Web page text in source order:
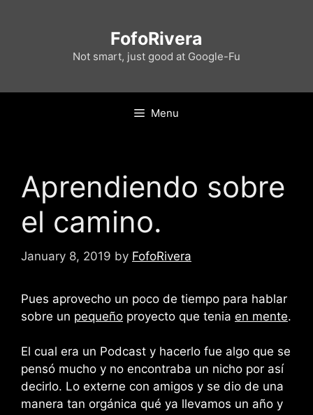
FofoRivera
Not smart, just good at Google-Fu
Menu
Aprendiendo sobre
el camino.
January 8, 2019 by FofoRivera
Pues aprovecho un poco de tiempo para hablar
sobre un pequeño proyecto que tenia en mente.
El cual era un Podcast y hacerlo fue algo que se
pensó mucho y no encontraba un nicho por así
decirlo. Lo externe con amigos y se dio de una
manera tan orgánica qué ya llevamos un año y